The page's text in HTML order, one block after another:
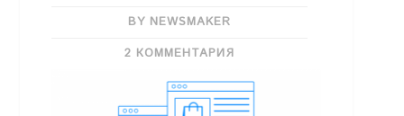
BY NEWSMAKER
2 КОММЕНТАРИЯ